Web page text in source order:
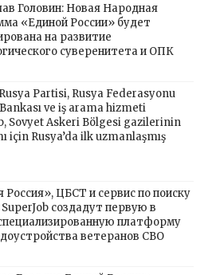
Головин: Новая Народная
«Единой России» будет
на развитие
суверенитета и ОПК
Partisi, Rusya Federasyonu
ve iş arama hizmeti
Sovyet Askeri Bölgesi gazilerinin
için Rusya’da ilk uzmanlaşmış
Россия», ЦБСТ и сервис по поиску
создадут первую в
платформу
ветеранов СВО